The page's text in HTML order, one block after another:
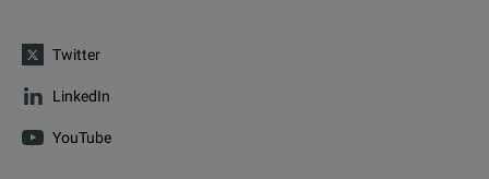
Twitter
LinkedIn
YouTube